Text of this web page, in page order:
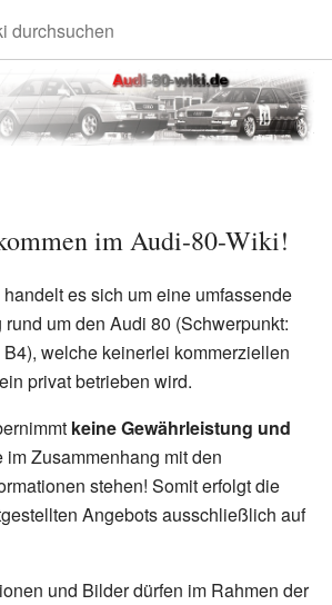
im Audi-80-Wiki!
es sich um eine umfassende
um den Audi 80 (Schwerpunkt:
welche keinerlei kommerziellen
privat betrieben wird.
keine Gewährleistung und
im Zusammenhang mit den
stehen! Somit erfolgt die
Angebots ausschließlich auf
und Bilder dürfen im Rahmen der